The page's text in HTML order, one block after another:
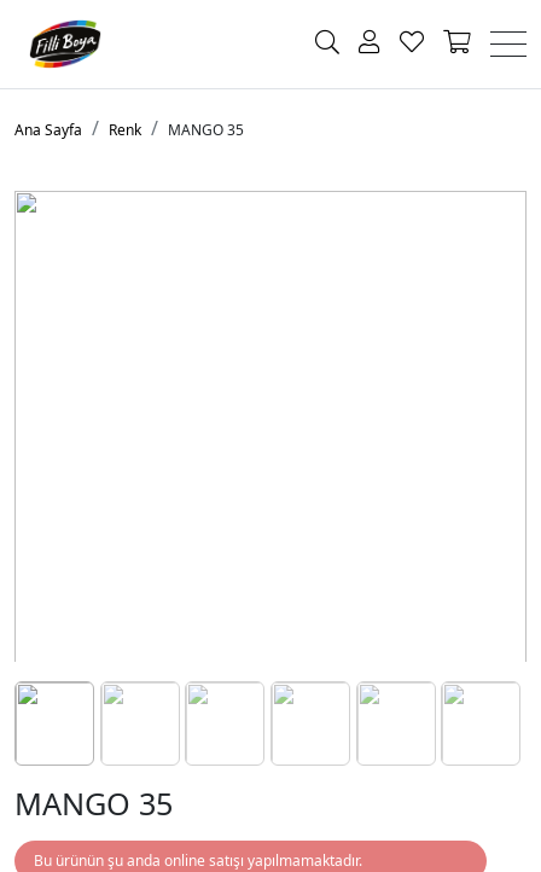
Ana Sayfa Renk MANGO 35
MANGO 35
Bu ürünün şu anda online satışı yapılmamaktadır.